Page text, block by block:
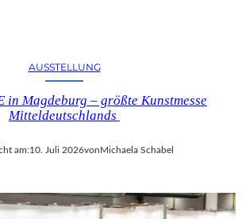
AUSSTELLUNG
in Magdeburg – größte Kunstmesse
Mitteldeutschlands
am:10. Juli 2026vonMichaela Schabel